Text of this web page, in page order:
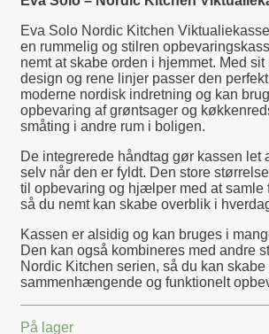
Eva Solo Nordic Kitchen
en rummelig og stilren
nemt at skabe orden i hjemmet. Med
design og rene linjer passer den
moderne nordisk indretning og kan
opbevaring af grøntsager og
småting i andre rum i boligen.
De integrerede håndtag gør kassen let
selv når den er fyldt. Den store
til opbevaring og hjælper med at samle
så du nemt kan skabe overblik i
Kassen er alsidig og kan bruges i
Den kan også kombineres med andre
Nordic Kitchen serien, så du kan skabe
sammenhængende og funktionelt
På lager